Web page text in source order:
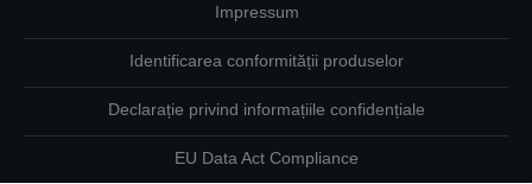
Impressum
Identificarea conformității produselor
Declarație privind informațiile confidențiale
EU Data Act Compliance